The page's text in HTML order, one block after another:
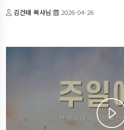
김건태 목사님 2026-04-26